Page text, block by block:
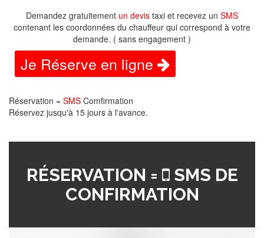
Demandez gratuitement un devis taxi et recevez un SMS
contenant les coordonnées du chauffeur qui correspond à votre
demande. ( sans engagement )
Je Réserve en ligne
Réservation = SMS Comfirmation
Réservez jusqu'à 15 jours à l'avance.
RÉSERVATION =
SMS DE
CONFIRMATION